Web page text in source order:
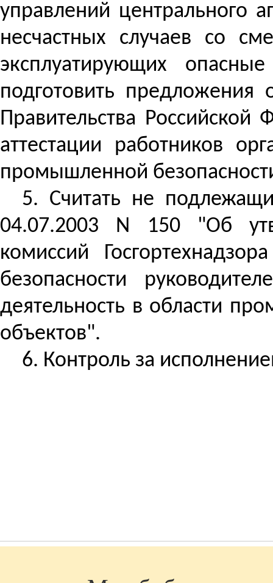
управлений центрального
несчастных случаев со
эксплуатирующих
подготовить предложения
Правительства
аттестации работников
промышленной
5. Считать не
04.07.2003 N 150 "Об
комиссий
безопасности
деятельность в области
объектов".
6. Контроль за